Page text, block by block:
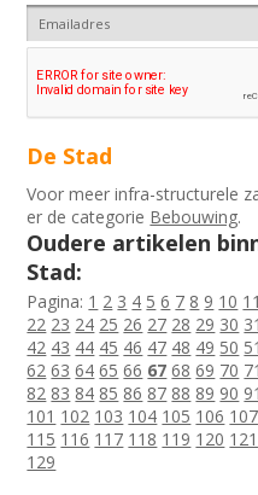
De Stad
Voor meer infra-structurele
er de categorie Bebouwing.
Oudere artikelen
Stad:
Pagina: 1 2 3 4 5 6 7 8 9 10 11
22 23 24 25 26 27 28 29 30 31
42 43 44 45 46 47 48 49 50 51
62 63 64 65 66 67 68 69 70 71
82 83 84 85 86 87 88 89 90 91
101 102 103 104 105 106 107
115 116 117 118 119 120 121
129